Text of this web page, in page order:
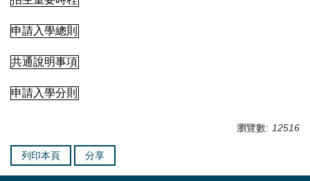
申請入學總則
共通說明事項
申請入學分則
瀏覽數: 12516
列印本頁 分享